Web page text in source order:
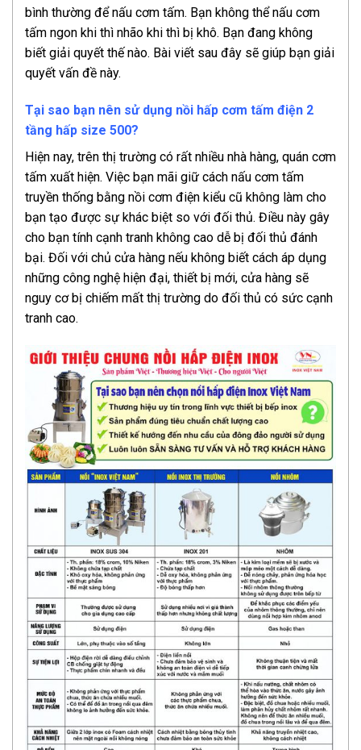
bình thường để nấu cơm tấm. Bạn không thể nấu cơm
tấm ngon khi thì nhão khi thì bị khô. Bạn đang không
biết giải quyết thế nào. Bài viết sau đây sẽ giúp bạn giải
quyết vấn đề này.
Tại sao bạn nên sử dụng nồi hấp cơm tấm điện 2
tầng hấp size 500?
Hiện nay, trên thị trường có rất nhiều nhà hàng, quán cơm
tấm xuất hiện. Việc bạn mãi giữ cách nấu cơm tấm
truyền thống bằng nồi cơm điện kiểu cũ không làm cho
bạn tạo được sự khác biệt so với đối thủ. Điều này gây
cho bạn tính cạnh tranh không cao dễ bị đối thủ đánh
bại. Đối với chủ cửa hàng nếu không biết cách áp dụng
những công nghệ hiện đại, thiết bị mới, cửa hàng sẽ
nguy cơ bị chiếm mất thị trường do đối thủ có sức cạnh
tranh cao.